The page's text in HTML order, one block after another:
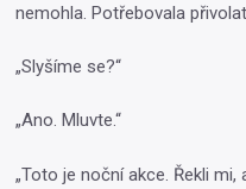
nemohla. Potřebovala
„Slyšíme se?“
„Ano. Mluvte.“
„Toto je noční akce. Řekli